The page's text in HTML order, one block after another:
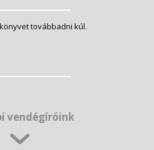
továbbadni kúl.
vendégíróink